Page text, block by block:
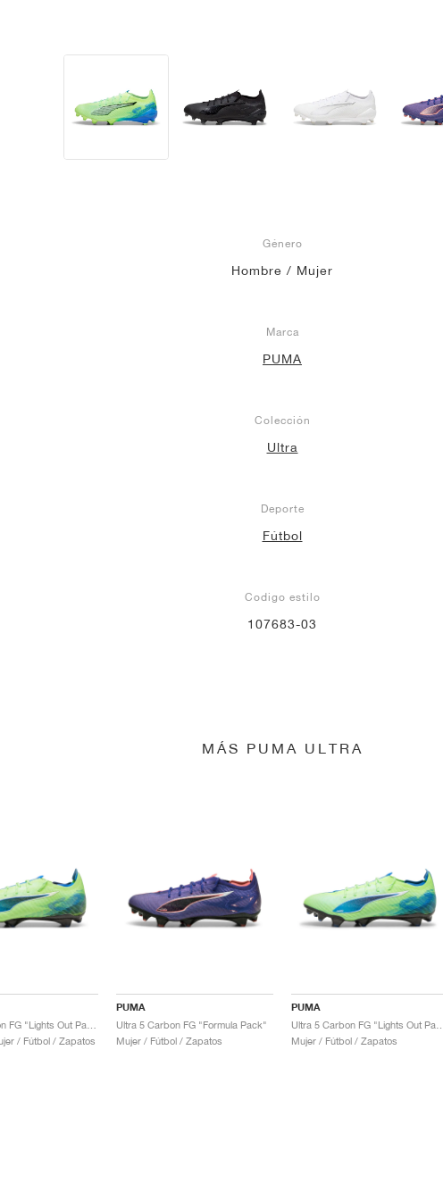
Género
Hombre / Mujer
Marca
PUMA
Colección
Ultra
Deporte
Fútbol
Codigo estilo
107683-03
MÁS PUMA ULTRA
/ Fútbol / Zapatos
PUMA
Ultra 5 Carbon FG "Formula Pack"
Mujer / Fútbol / Zapatos
PUMA
Mujer / Fútbol / Zapatos